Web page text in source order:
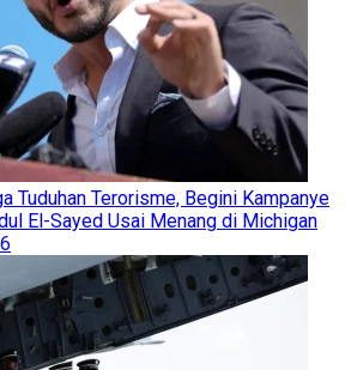
Tuduhan Terorisme, Begini Kampanye
El-Sayed Usai Menang di Michigan